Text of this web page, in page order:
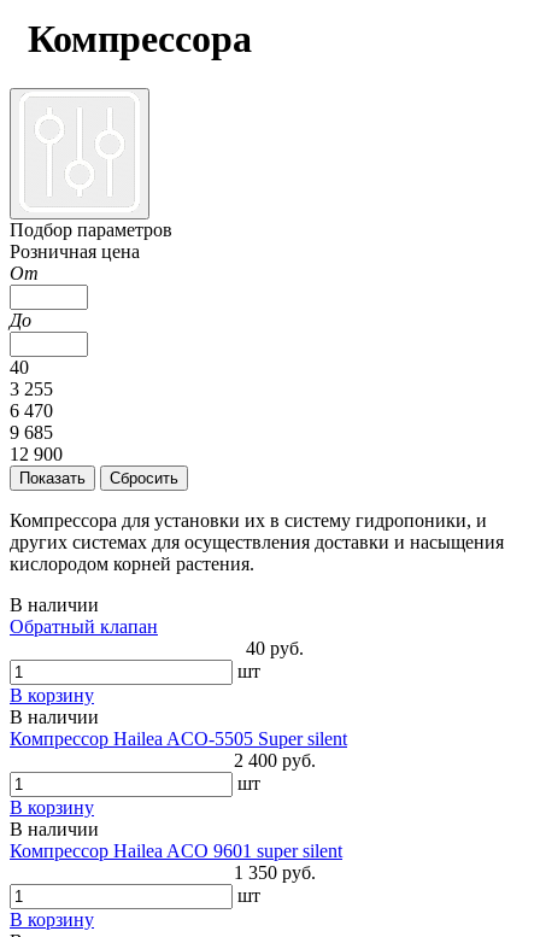
Компрессора
Подбор параметров
Розничная цена
От
До
40
3 255
6 470
9 685
12 900
Компрессора для установки их в систему гидропоники, и
других системах для осуществления доставки и насыщения
кислородом корней растения.
В наличии
Обратный клапан
40 руб.
шт
В корзину
В наличии
Компрессор Hailea ACO-5505 Super silent
2 400 руб.
шт
В корзину
В наличии
Компрессор Hailea ACO 9601 super silent
1 350 руб.
шт
В корзину